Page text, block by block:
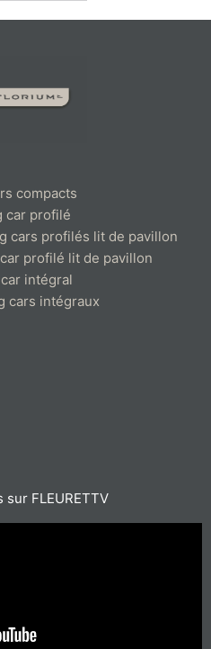
compacts
car profilé
cars profilés lit de pavillon
profilé lit de pavillon
intégral
cars intégraux
FLEURETTV